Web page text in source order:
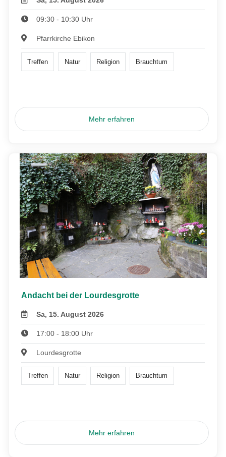
09:30 - 10:30 Uhr
Pfarrkirche Ebikon
Treffen Natur Religion Brauchtum
Mehr erfahren
Andacht bei der Lourdesgrotte
Sa, 15. August 2026
17:00 - 18:00 Uhr
Lourdesgrotte
Treffen Natur Religion Brauchtum
Mehr erfahren